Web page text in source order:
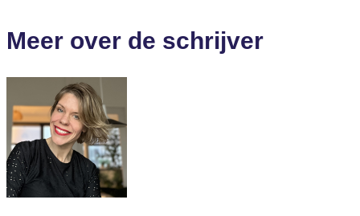
Meer over de schrijver